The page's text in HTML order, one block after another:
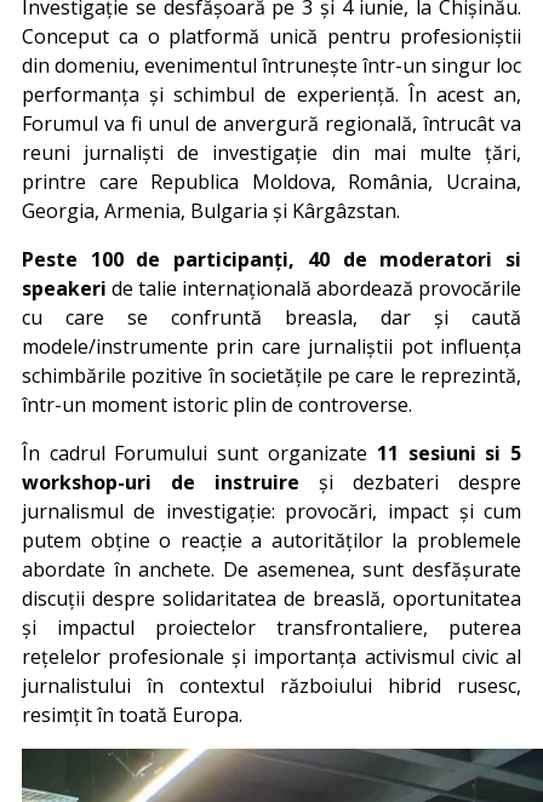
Investigație se desfășoară pe 3 și 4 iunie, la Chișinău.
Conceput ca o platformă unică pentru profesioniștii
din domeniu, evenimentul întrunește într-un singur loc
performanța și schimbul de experiență. În acest an,
Forumul va fi unul de anvergură regională, întrucât va
reuni jurnaliști de investigație din mai multe țări,
printre care Republica Moldova, România, Ucraina,
Georgia, Armenia, Bulgaria și Kârgâzstan.
Peste 100 de participanți, 40 de moderatori si
speakeri de talie internațională abordează provocările
cu care se confruntă breasla, dar și caută
modele/instrumente prin care jurnaliștii pot influența
schimbările pozitive în societățile pe care le reprezintă,
într-un moment istoric plin de controverse.
În cadrul Forumului sunt organizate 11 sesiuni si 5
workshop-uri de instruire și dezbateri despre
jurnalismul de investigație: provocări, impact și cum
putem obține o reacție a autorităților la problemele
abordate în anchete. De asemenea, sunt desfășurate
discuții despre solidaritatea de breaslă, oportunitatea
și impactul proiectelor transfrontaliere, puterea
rețelelor profesionale și importanța activismul civic al
jurnalistului în contextul războiului hibrid rusesc,
resimțit în toată Europa.